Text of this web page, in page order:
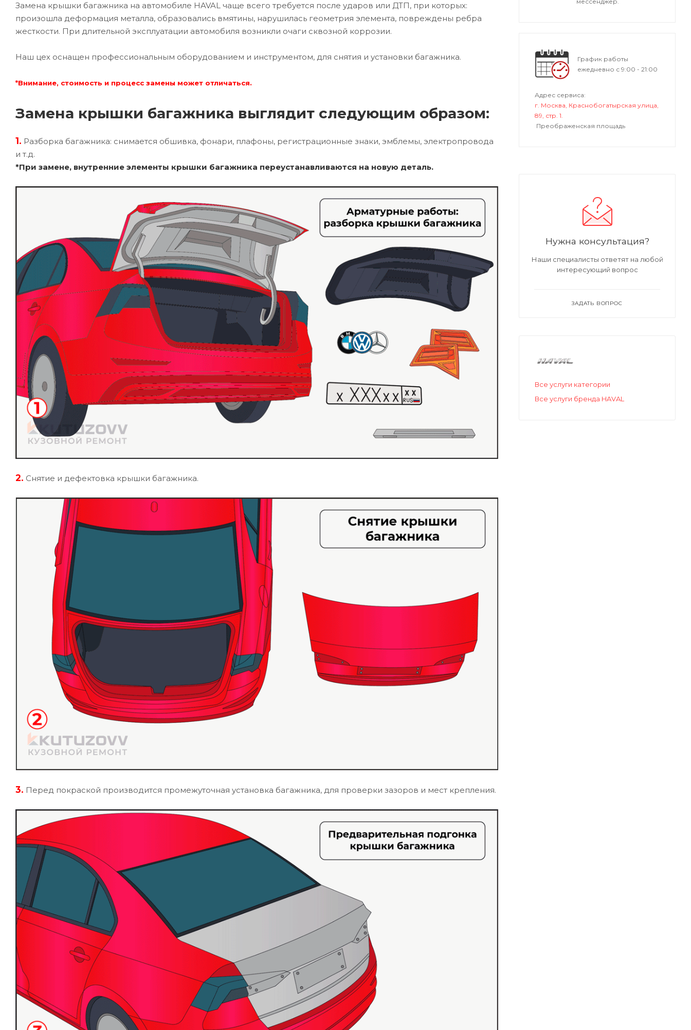
Замена крышки багажника на автомобиле HAVAL чаще всего требуется после ударов или ДТП, при которых:
произошла деформация металла, образовались вмятины, нарушилась геометрия элемента, повреждены ребра
жесткости. При длительной эксплуатации автомобиля возникли очаги сквозной коррозии.
Наш цех оснащен профессиональным оборудованием и инструментом, для снятия и установки багажника.
*Внимание, стоимость и процесс замены может отличаться.
Замена крышки багажника выглядит следующим образом:
1. Разборка багажника: снимается обшивка, фонари, плафоны, регистрационные знаки, эмблемы, электропровода
и т.д.
*При замене, внутренние элементы крышки багажника переустанавливаются на новую деталь.
2. Снятие и дефектовка крышки багажника.
3. Перед покраской производится промежуточная установка багажника, для проверки зазоров и мест крепления.
График работы
ежедневно с 9:00 - 21:00
Адрес сервиса:
г. Москва, Краснобогатырская улица,
89, стр. 1.
Преображенская площадь
Нужна консультация?
Наши специалисты ответят на любой
интересующий вопрос
ЗАДАТЬ ВОПРОС
Все услуги категории
Все услуги бренда HAVAL